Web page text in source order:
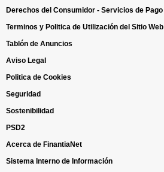
Derechos del Consumidor - Servicios de Pago
Terminos y Politica de Utilización del Sitio Web
Tablón de Anuncios
Aviso Legal
Politica de Cookies
Seguridad
Sostenibilidad
PSD2
Acerca de FinantiaNet
Sistema Interno de Información